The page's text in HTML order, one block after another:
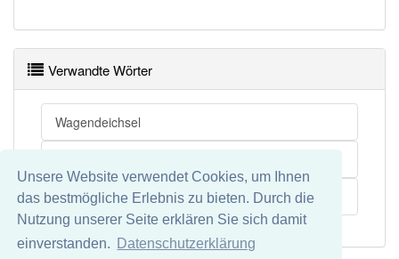
Unsere Website verwendet Cookies, um Ihnen
das bestmögliche Erlebnis zu bieten. Durch die
Nutzung unserer Seite erklären Sie sich damit
einverstanden.
Datenschutzerklärung
Verwandte Wörter
Wagendeichsel
Runddeichsel